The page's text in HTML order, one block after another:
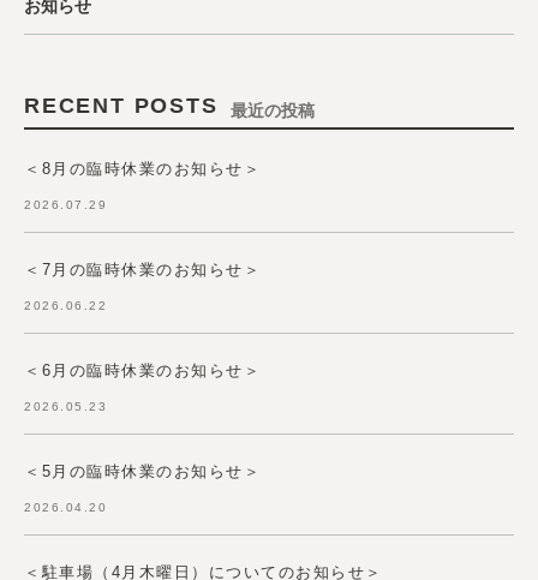
お知らせ
RECENT POSTS 最近の投稿
＜8月の臨時休業のお知らせ＞
2026.07.29
＜7月の臨時休業のお知らせ＞
2026.06.22
＜6月の臨時休業のお知らせ＞
2026.05.23
＜5月の臨時休業のお知らせ＞
2026.04.20
＜駐車場（4月木曜日）についてのお知らせ＞